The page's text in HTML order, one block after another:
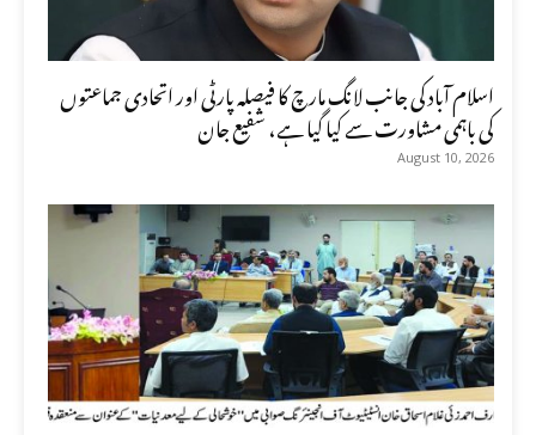
اسلام آباد کی جانب لانگ مارچ کا فیصلہ پارٹی اور اتحادی جماعتوں
کی باہمی مشاورت سے کیا گیا ہے، شفیع جان
August 10, 2026